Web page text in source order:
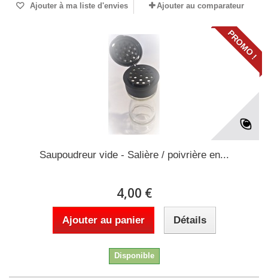
Ajouter à ma liste d'envies Ajouter au comparateur
PROMO !
Saupoudreur vide - Salière / poivrière en...
4,00 €
Ajouter au panier Détails
Disponible